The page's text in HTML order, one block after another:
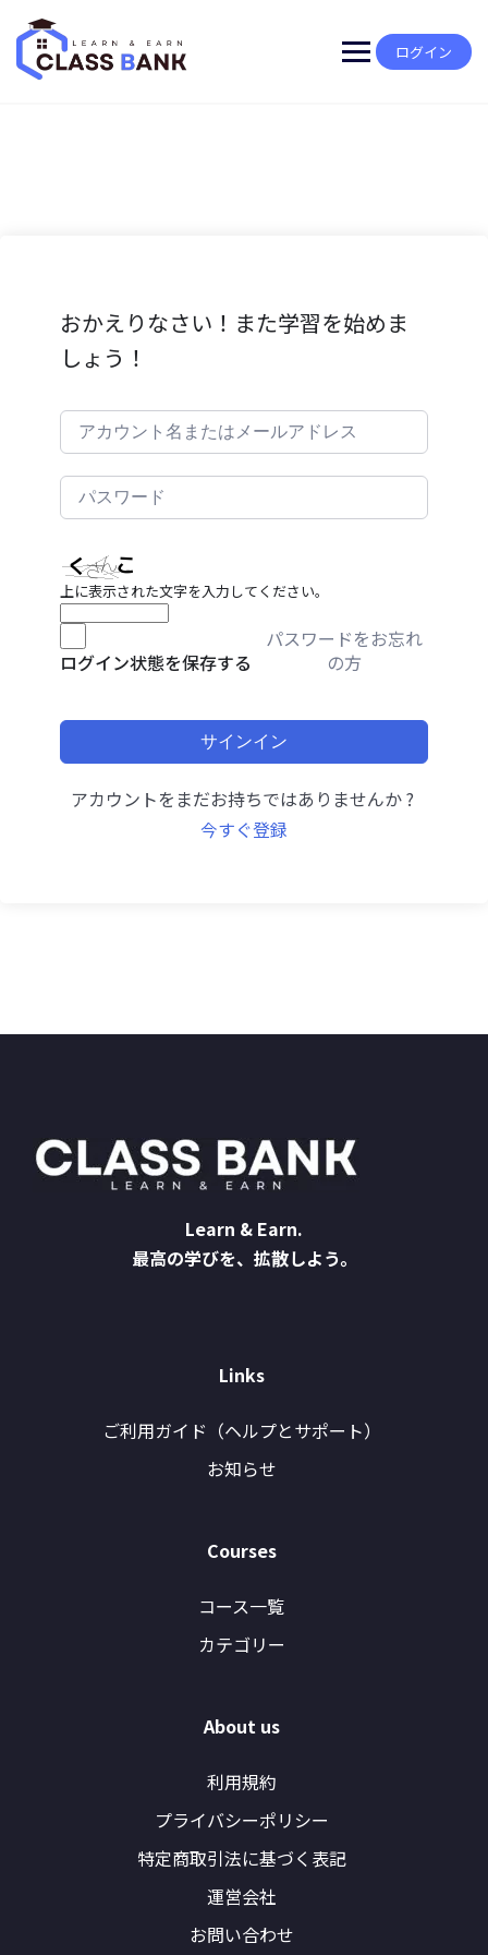
content
ログイン
おかえりなさい！また学習を始めま
しょう！
上に表示された文字を入力してください。
ログイン状態を保存する
パスワードをお忘れ
の方
サインイン
アカウントをまだお持ちではありませんか ?
今すぐ登録
Learn & Earn.
最高の学びを、拡散しよう。
Links
ご利用ガイド（ヘルプとサポート）
お知らせ
Courses
コース一覧
カテゴリー
About us
利用規約
プライバシーポリシー
特定商取引法に基づく表記
運営会社
お問い合わせ